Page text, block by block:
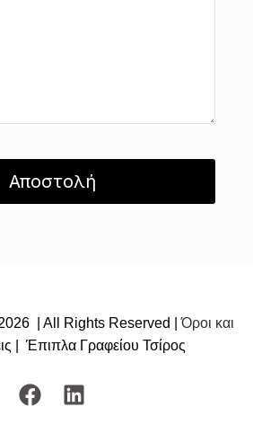
| All Rights Reserved |Όροι και
| Έπιπλα Γραφείου Τσίρος